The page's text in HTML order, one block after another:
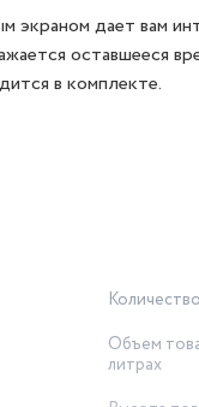
дает вам
оставшееся
в комплекте.
Объем
литрах